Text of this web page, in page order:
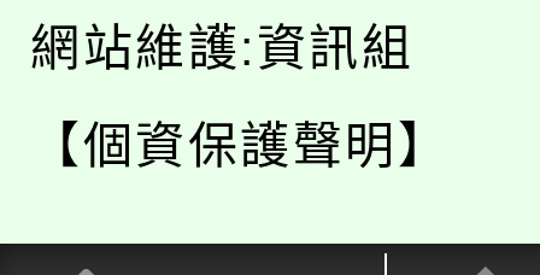
網站維護:資訊組
【個資保護聲明】